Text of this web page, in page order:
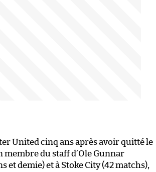
United cinq ans après avoir quitté le
du staff d’Ole Gunnar
et demie) et à Stoke City (42 matchs),